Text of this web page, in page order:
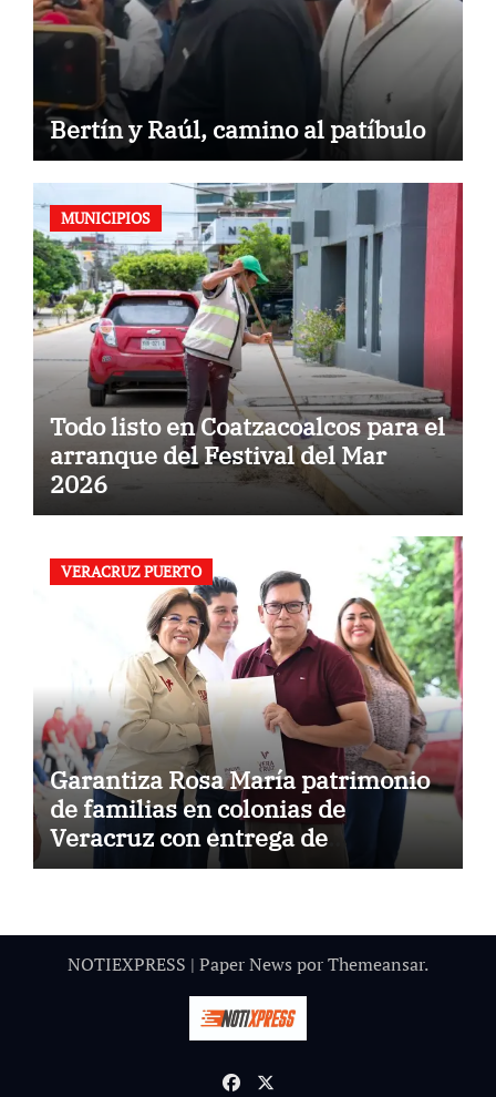
Bertín y Raúl, camino al patíbulo
MUNICIPIOS
Todo listo en Coatzacoalcos para el
arranque del Festival del Mar
2026
VERACRUZ PUERTO
Garantiza Rosa María patrimonio
de familias en colonias de
Veracruz con entrega de
escrituras
NOTIEXPRESS | Paper News porThemeansar.